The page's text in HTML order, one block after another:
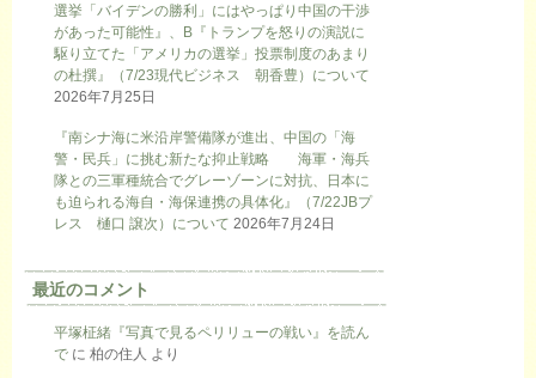
選挙「バイデンの勝利」にはやっぱり中国の干渉
があった可能性』、B『トランプを怒りの演説に
駆り立てた「アメリカの選挙」投票制度のあまり
の杜撰』（7/23現代ビジネス 朝香豊）について
2026年7月25日
『南シナ海に米沿岸警備隊が進出、中国の「海
警・民兵」に挑む新たな抑止戦略 海軍・海兵
隊との三軍種統合でグレーゾーンに対抗、日本に
も迫られる海自・海保連携の具体化』（7/22JBプ
レス 樋口 譲次）について 2026年7月24日
最近のコメント
平塚柾緒『写真で見るペリリューの戦い』を読ん
で に 柏の住人 より